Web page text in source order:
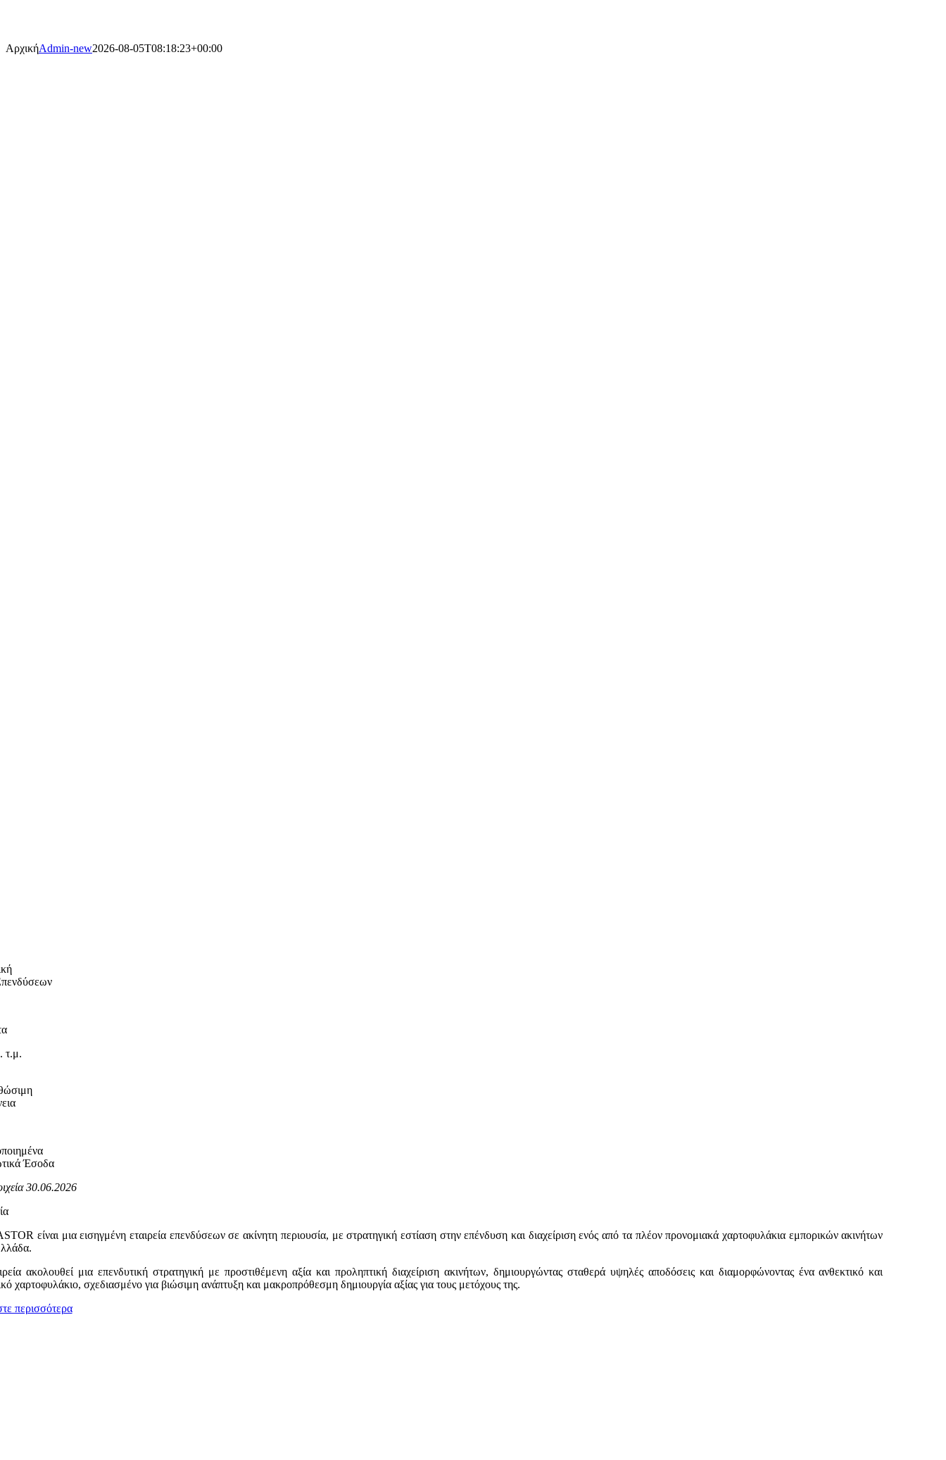
ΑρχικήAdmin-new2026-08-05T08:18:23+00:00
τ.μ.
Έσοδα
30.06.2026
είναι μια εισηγμένη εταιρεία επενδύσεων σε ακίνητη περιουσία, με στρατηγική εστίαση στην επένδυση και διαχείριση ενός από τα πλέον προνομιακά χαρτοφυλάκια εμπορικών ακινήτων
ακολουθεί μια επενδυτική στρατηγική με προστιθέμενη αξία και προληπτική διαχείριση ακινήτων, δημιουργώντας σταθερά υψηλές αποδόσεις και διαμορφώνοντας ένα ανθεκτικό και
χαρτοφυλάκιο, σχεδιασμένο για βιώσιμη ανάπτυξη και μακροπρόθεσμη δημιουργία αξίας για τους μετόχους της.
περισσότερα